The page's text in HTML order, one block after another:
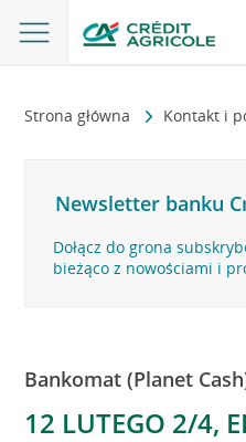
Strona główna Kontakt i
Newsletter banku
Dołącz do grona
bieżąco z nowościami i
Bankomat (Planet
12 LUTEGO 2/4,